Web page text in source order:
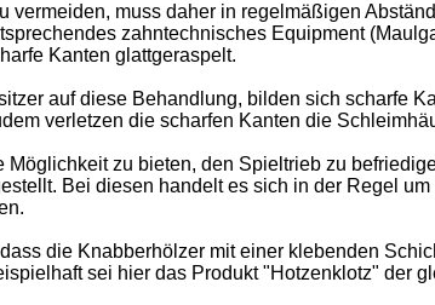
vermeiden, muss daher in regelmäßigen
zahntechnisches Equipment
Kanten glattgeraspelt.
auf diese Behandlung, bilden sich scharfe
verletzen die scharfen Kanten die
Möglichkeit zu bieten, den Spieltrieb zu
Bei diesen handelt es sich in der Regel
die Knabberhölzer mit einer klebenden
sei hier das Produkt "Hotzenklotz" der